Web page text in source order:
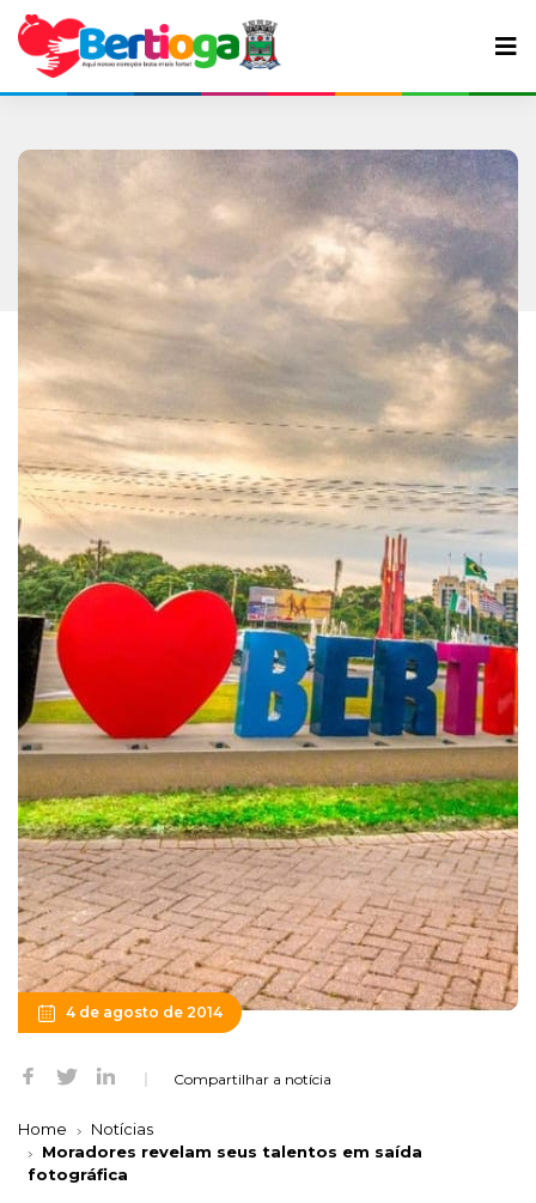
4 de agosto de 2014
Compartilhar a notícia
Home
Notícias
Moradores revelam seus talentos em saída
fotográfica